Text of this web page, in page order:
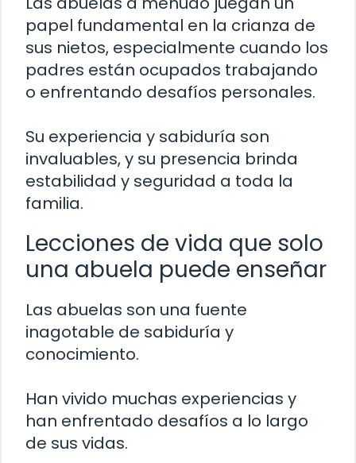
papel fundamental en la crianza de
sus nietos, especialmente cuando los
padres están ocupados trabajando
o enfrentando desafíos personales.
Su experiencia y sabiduría son
invaluables, y su presencia brinda
estabilidad y seguridad a toda la
familia.
Lecciones de vida que solo
una abuela puede enseñar
Las abuelas son una fuente
inagotable de sabiduría y
conocimiento.
Han vivido muchas experiencias y
han enfrentado desafíos a lo largo
de sus vidas.